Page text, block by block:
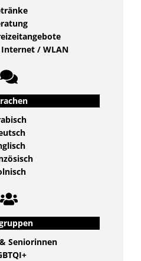
/ WLAN
Seniorinnen